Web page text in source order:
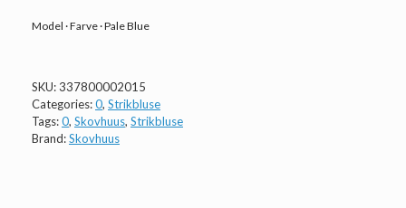
Model · Farve · Pale Blue
SKU:337800002015
Categories:0, Strikbluse
Tags:0, Skovhuus, Strikbluse
Brand:Skovhuus